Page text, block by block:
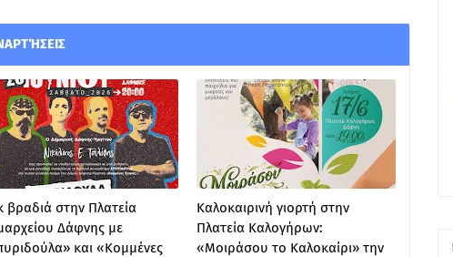
βραδιά στην Πλατεία
Δάφνης με
και «Κομμένες
Καλοκαιρινή γιορτή στην
Πλατεία Καλογήρων:
«Μοιράσου το Καλοκαίρι» την